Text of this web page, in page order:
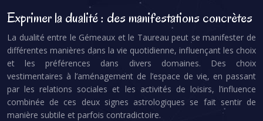
Exprimer la dualité : des manifestations concrètes
La dualité entre le Gémeaux et le Taureau peut se manifester de
différentes manières dans la vie quotidienne, influençant les choix
et les préférences dans divers domaines. Des choix
vestimentaires à l’aménagement de l’espace de vie, en passant
par les relations sociales et les activités de loisirs, l’influence
combinée de ces deux signes astrologiques se fait sentir de
manière subtile et parfois contradictoire.